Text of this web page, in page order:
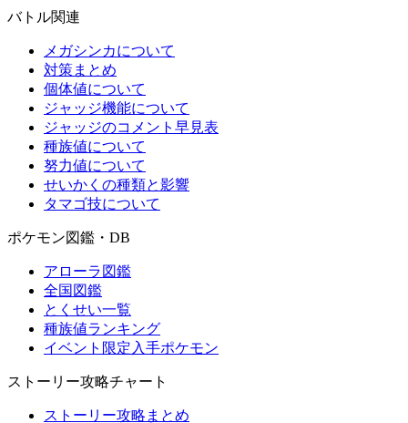
バトル関連
メガシンカについて
対策まとめ
個体値について
ジャッジ機能について
ジャッジのコメント早見表
種族値について
努力値について
せいかくの種類と影響
タマゴ技について
ポケモン図鑑・DB
アローラ図鑑
全国図鑑
とくせい一覧
種族値ランキング
イベント限定入手ポケモン
ストーリー攻略チャート
ストーリー攻略まとめ